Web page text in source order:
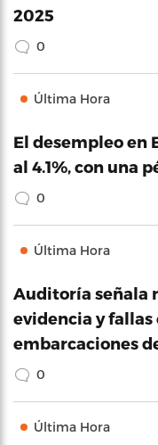
2025
0
Última Hora
El desempleo en
al 4.1%, con una
0
Última Hora
Auditoría señala
evidencia y fallas
embarcaciones
0
Última Hora